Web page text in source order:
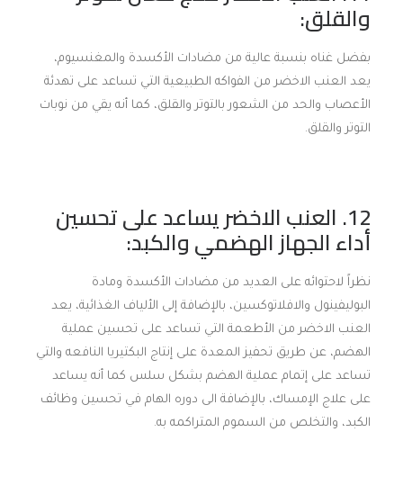
والقلق:
بفضل غناه بنسبة عالية من مضادات الأكسدة والمغنسيوم،
يعد العنب الاخضر من الفواكه الطبيعية التي تساعد على تهدئة
الأعصاب والحد من الشعور بالتوتر والقلق، كما أنه يقي من نوبات
التوتر والقلق.
12. العنب الاخضر يساعد على تحسين
أداء الجهاز الهضمي والكبد:
نظراً لاحتوائه على العديد من مضادات الأكسدة ومادة
البوليفينول والافلاتوكسين، بالإضافة إلى الألياف الغذائية، يعد
العنب الاخضر من الأطعمة التي تساعد على تحسين عملية
الهضم، عن طريق تحفيز المعدة على إنتاج البكتيريا النافعه والتي
تساعد على إتمام عملية الهضم بشكل سلس كما أنه يساعد
على علاج الإمساك، بالإضافة الى دوره الهام في تحسين وظائف
الكبد، والتخلص من السموم المتراكمه به.